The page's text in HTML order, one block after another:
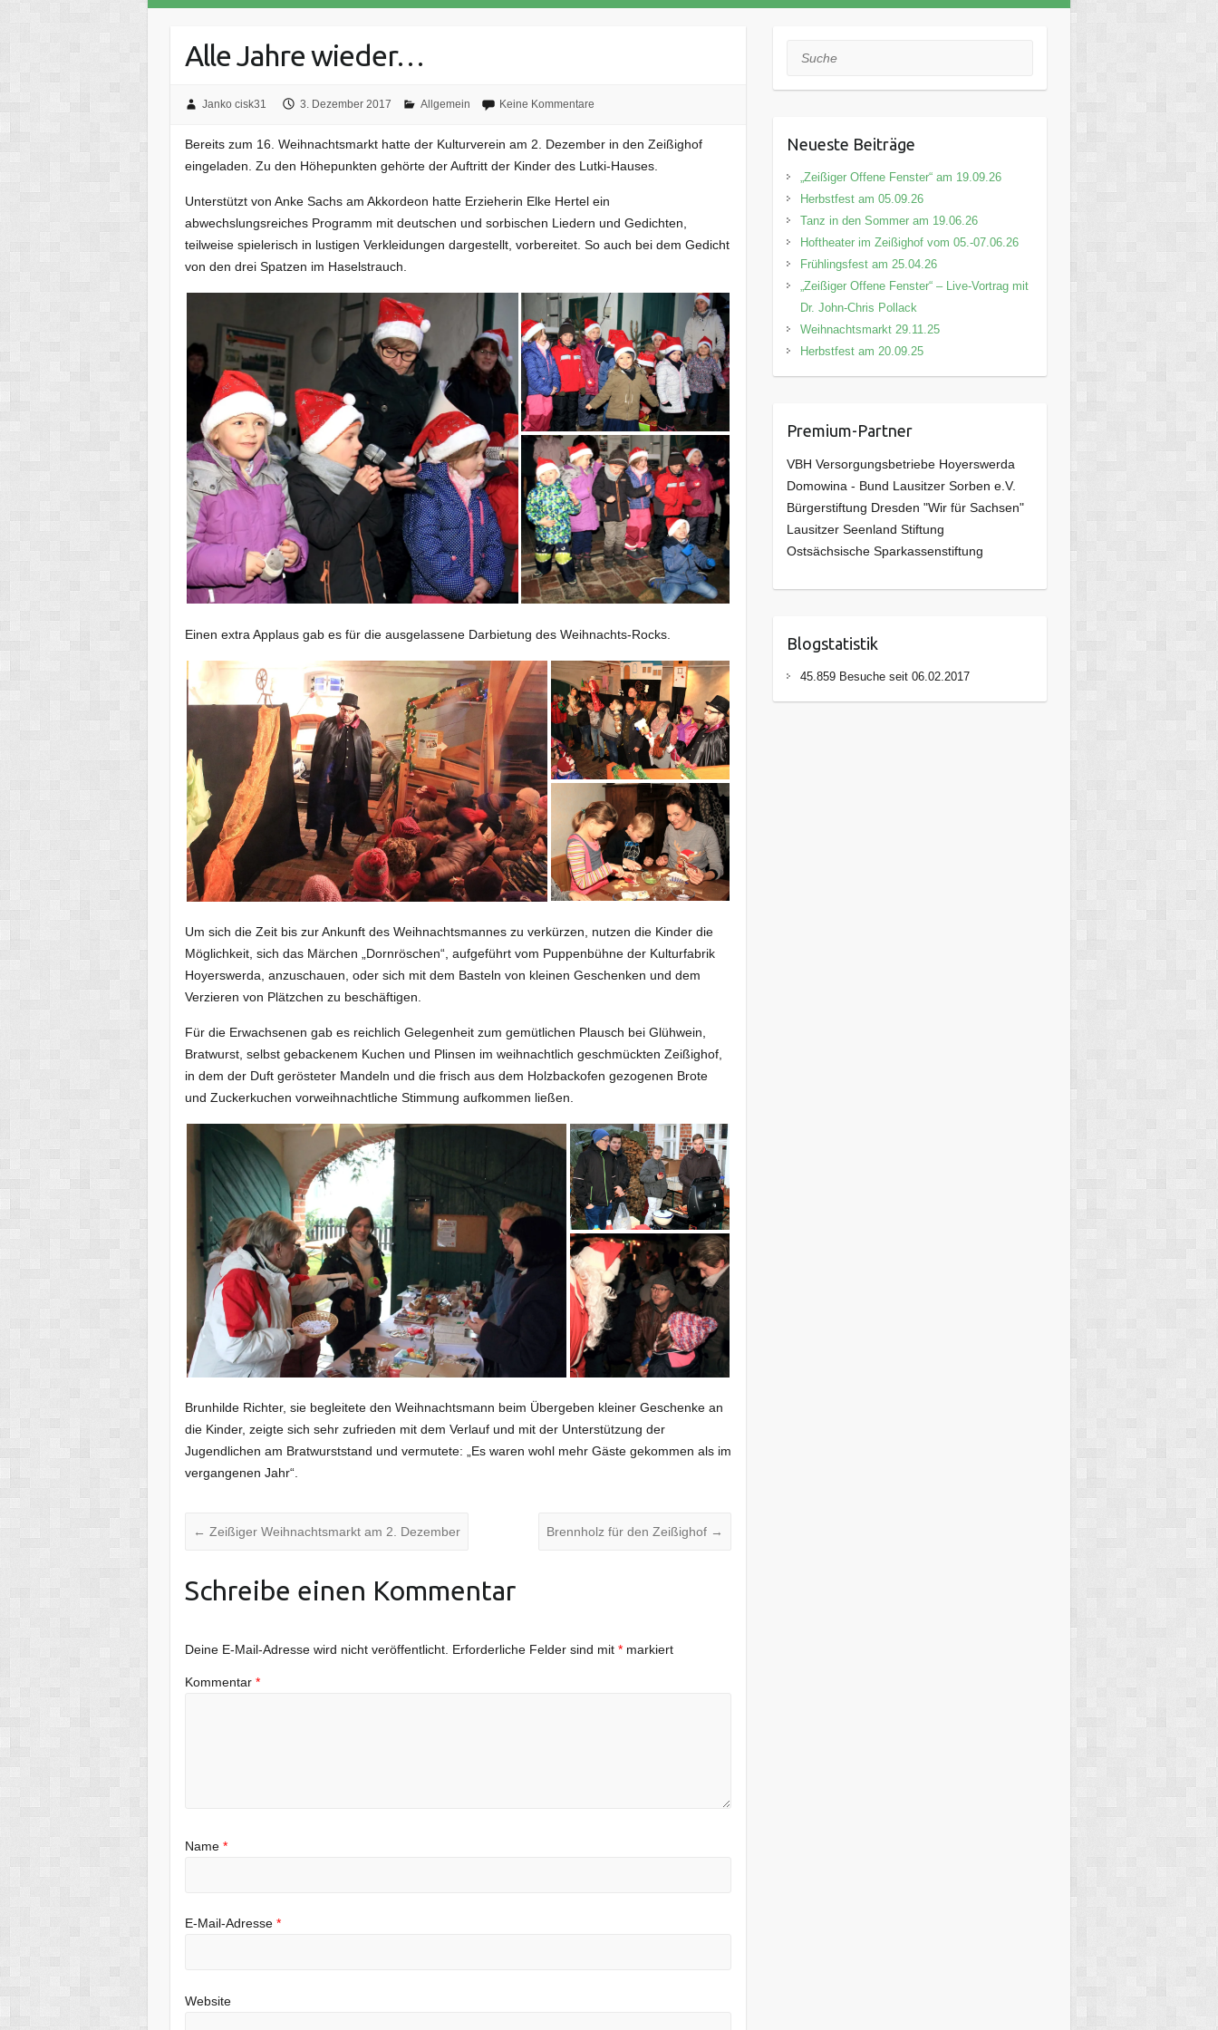
Alle Jahre wieder…
Janko cisk31 3. Dezember 2017 Allgemein Keine Kommentare
Bereits zum 16. Weihnachtsmarkt hatte der Kulturverein am 2. Dezember in den Zeißighof
eingeladen. Zu den Höhepunkten gehörte der Auftritt der Kinder des Lutki-Hauses.
Unterstützt von Anke Sachs am Akkordeon hatte Erzieherin Elke Hertel ein
abwechslungsreiches Programm mit deutschen und sorbischen Liedern und Gedichten,
teilweise spielerisch in lustigen Verkleidungen dargestellt, vorbereitet. So auch bei dem Gedicht
von den drei Spatzen im Haselstrauch.
Einen extra Applaus gab es für die ausgelassene Darbietung des Weihnachts-Rocks.
Um sich die Zeit bis zur Ankunft des Weihnachtsmannes zu verkürzen, nutzen die Kinder die
Möglichkeit, sich das Märchen „Dornröschen“, aufgeführt vom Puppenbühne der Kulturfabrik
Hoyerswerda, anzuschauen, oder sich mit dem Basteln von kleinen Geschenken und dem
Verzieren von Plätzchen zu beschäftigen.
Für die Erwachsenen gab es reichlich Gelegenheit zum gemütlichen Plausch bei Glühwein,
Bratwurst, selbst gebackenem Kuchen und Plinsen im weihnachtlich geschmückten Zeißighof,
in dem der Duft gerösteter Mandeln und die frisch aus dem Holzbackofen gezogenen Brote
und Zuckerkuchen vorweihnachtliche Stimmung aufkommen ließen.
Brunhilde Richter, sie begleitete den Weihnachtsmann beim Übergeben kleiner Geschenke an
die Kinder, zeigte sich sehr zufrieden mit dem Verlauf und mit der Unterstützung der
Jugendlichen am Bratwurststand und vermutete: „Es waren wohl mehr Gäste gekommen als im
vergangenen Jahr“.
← Zeißiger Weihnachtsmarkt am 2. Dezember Brennholz für den Zeißighof →
Schreibe einen Kommentar
Deine E-Mail-Adresse wird nicht veröffentlicht. Erforderliche Felder sind mit* markiert
Kommentar*
Name*
E-Mail-Adresse*
Website
Suche
Neueste Beiträge
„Zeißiger Offene Fenster“ am 19.09.26
Herbstfest am 05.09.26
Tanz in den Sommer am 19.06.26
Hoftheater im Zeißighof vom 05.-07.06.26
Frühlingsfest am 25.04.26
„Zeißiger Offene Fenster“ – Live-Vortrag mit
Dr. John-Chris Pollack
Weihnachtsmarkt 29.11.25
Herbstfest am 20.09.25
Premium-Partner
VBH Versorgungsbetriebe Hoyerswerda
Domowina - Bund Lausitzer Sorben e.V.
Bürgerstiftung Dresden "Wir für Sachsen"
Lausitzer Seenland Stiftung
Ostsächsische Sparkassenstiftung
Blogstatistik
45.859 Besuche seit 06.02.2017